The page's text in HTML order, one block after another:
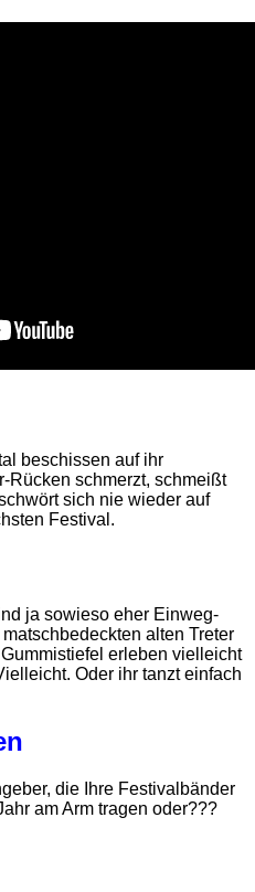
beschissen auf ihr
Rücken schmerzt, schmeißt
sich nie wieder auf
Festival.
ja sowieso eher Einweg-
alten Treter
erleben vielleicht
Oder ihr tanzt einfach
die Ihre Festivalbänder
am Arm tragen oder???